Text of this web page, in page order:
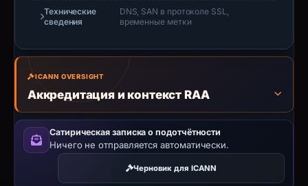
submit
appeal
if
report
is
inaccurate.
Технические
сведения
DNS, SAN в протоколе SSL,
временные метки
ICANN OVERSIGHT
Аккредитация и контекст RAA
Сатирическая записка о подотчётности
Ничего не отправляется автоматически.
Черновик для ICANN